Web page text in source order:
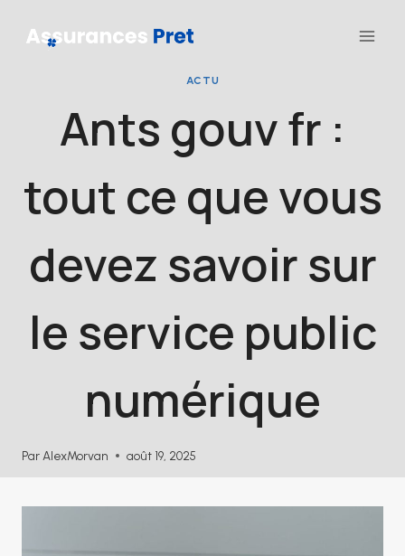
ACTU
Ants gouv fr :
tout ce que vous
devez savoir sur
le service public
numérique
Par AlexMorvan août 19, 2025